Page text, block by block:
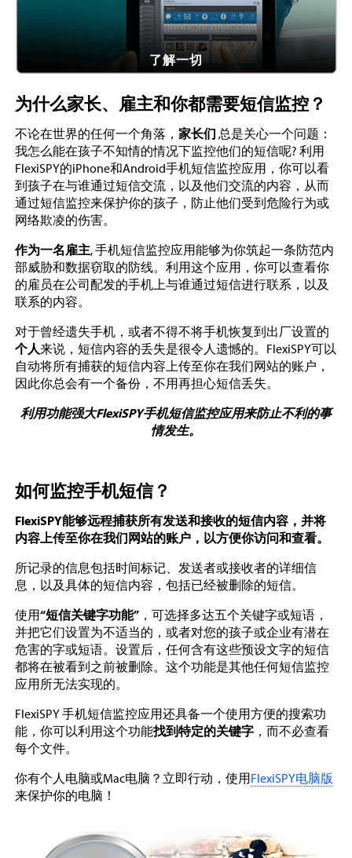
了解一切
为什么家长、雇主和你都需要短信监控？
不论在世界的任何一个角落，家长们 总是关心一个问题：
我怎么能在孩子不知情的情况下监控他们的短信呢? 利用
FlexiSPY的iPhone和Android手机短信监控应用，你可以看
到孩子在与谁通过短信交流，以及他们交流的内容，从而
通过短信监控来保护你的孩子，防止他们受到危险行为或
网络欺凌的伤害。
作为一名雇主, 手机短信监控应用能够为你筑起一条防范内
部威胁和数据窃取的防线。利用这个应用，你可以查看你
的雇员在公司配发的手机上与谁通过短信进行联系，以及
联系的内容。
对于曾经遗失手机，或者不得不将手机恢复到出厂设置的
个人来说，短信内容的丢失是很令人遗憾的。FlexiSPY可以
自动将所有捕获的短信内容上传至你在我们网站的账户，
因此你总会有一个备份，不用再担心短信丢失。
利用功能强大FlexiSPY手机短信监控应用来防止不利的事
情发生。
如何监控手机短信？
FlexiSPY能够远程捕获所有发送和接收的短信内容，并将
内容上传至你在我们网站的账户，以方便你访问和查看。
所记录的信息包括时间标记、发送者或接收者的详细信
息，以及具体的短信内容，包括已经被删除的短信。
使用“短信关键字功能” ，可选择多达五个关键字或短语，
并把它们设置为不适当的，或者对您的孩子或企业有潜在
危害的字或短语。设置后，任何含有这些预设文字的短信
都将在被看到之前被删除。这个功能是其他任何短信监控
应用所无法实现的。
FlexiSPY 手机短信监控应用还具备一个使用方便的搜索功
能，你可以利用这个功能找到特定的关键字 ，而不必查看
每个文件。
你有个人电脑或Mac电脑？立即行动，使用FlexiSPY电脑版
来保护你的电脑！